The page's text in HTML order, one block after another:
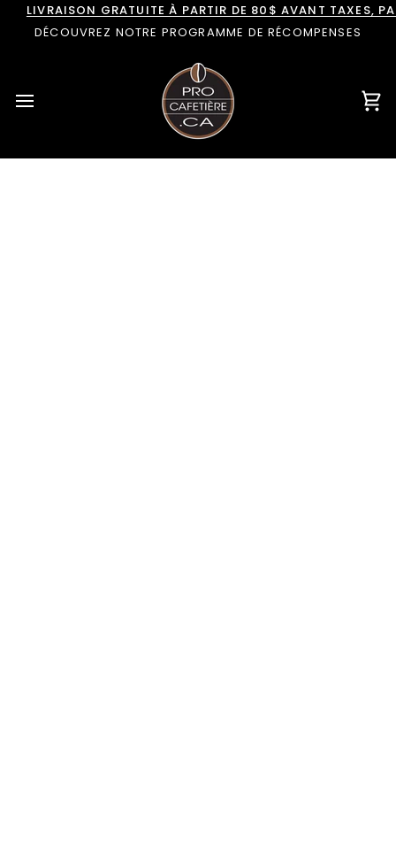
Passer
contenu
LIVRAISON GRATUITE À PARTIR DE 80$ AVANT TAXES,
DÉCOUVREZ NOTRE PROGRAMME DE RÉCOMPENSES